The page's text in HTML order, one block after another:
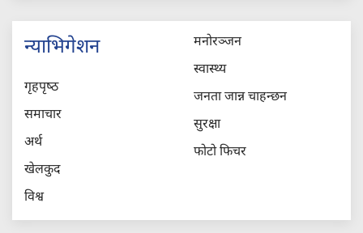
न्याभिगेशन
गृहपृष्‍ठ
समाचार
अर्थ
खेलकुद
विश्व
मनोरञ्जन
स्वास्थ्य
जनता जान्न चाहन्छन
सुरक्षा
फोटो फिचर